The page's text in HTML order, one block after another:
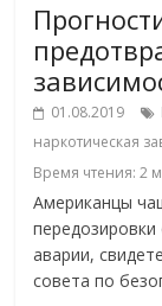
01.08.2019
наркотическая
Время чтения:2
Американцы
аварии,
совета по